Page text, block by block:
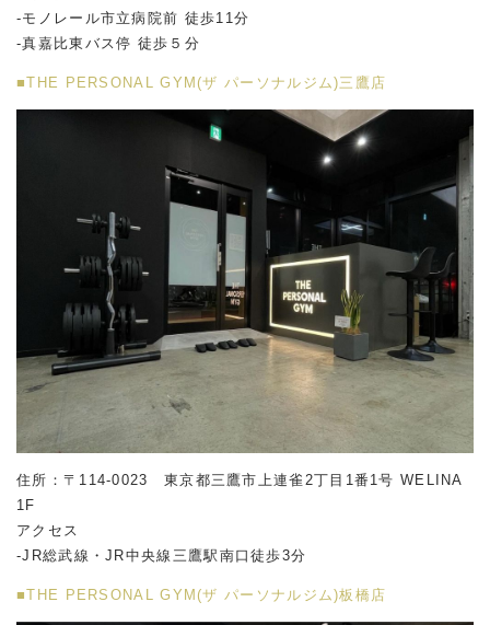
-モノレール市立病院前 徒歩11分
-真嘉比東バス停 徒歩５分
■THE PERSONAL GYM(ザ パーソナルジム)三鷹店
住所：〒114-0023 東京都三鷹市上連雀2丁目1番1号 WELINA
1F
アクセス
-JR総武線・JR中央線三鷹駅南口徒歩3分
■THE PERSONAL GYM(ザ パーソナルジム)板橋店